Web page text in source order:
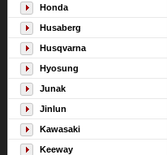
Honda
Husaberg
Husqvarna
Hyosung
Junak
Jinlun
Kawasaki
Keeway